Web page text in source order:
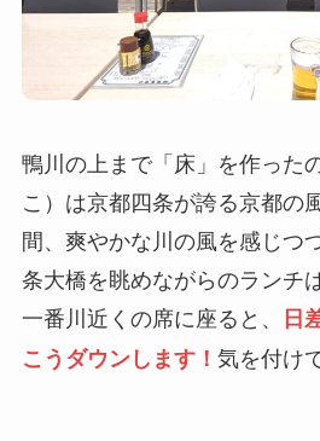
鴨川の上まで「床」を作った
こ）は京都四条が誇る京都の
間、爽やかな川の風を感じつ
条大橋を眺めながらのランチ
一番川近くの席に座ると、 日
こうダウンします！ 気を付け